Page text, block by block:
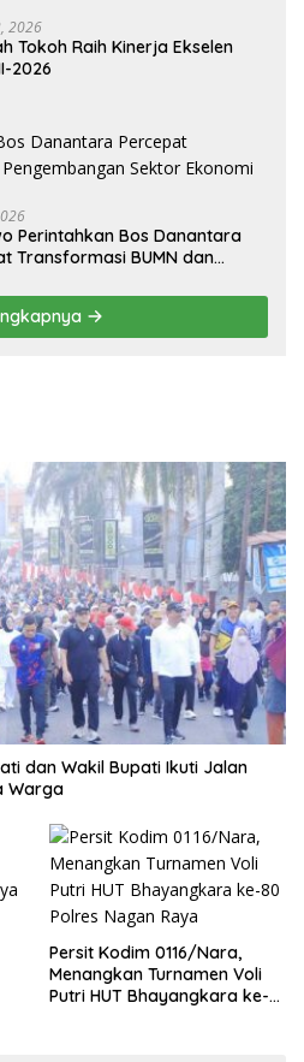
2026
Tokoh Raih Kinerja Ekselen
2026
Perintahkan Bos Danantara
Transformasi BUMN dan
dan Wakil Bupati Ikuti Jalan
Warga
Persit Kodim 0116/Nara,
Menangkan Turnamen Voli
Putri HUT Bhayangkara ke-